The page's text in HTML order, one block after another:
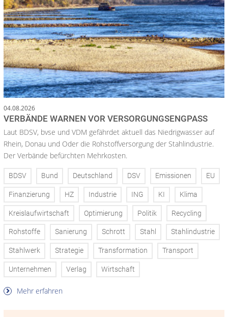
04.08.2026
VERBÄNDE WARNEN VOR VERSORGUNGSENGPASS
Laut BDSV, bvse und VDM gefährdet aktuell das Niedrigwasser auf
Rhein, Donau und Oder die Rohstoffversorgung der Stahlindustrie.
Der Verbände befürchten Mehrkosten.
BDSV Bund Deutschland DSV Emissionen EU
Finanzierung HZ Industrie ING KI Klima
Kreislaufwirtschaft Optimierung Politik Recycling
Rohstoffe Sanierung Schrott Stahl Stahlindustrie
Stahlwerk Strategie Transformation Transport
Unternehmen Verlag Wirtschaft
Mehr erfahren